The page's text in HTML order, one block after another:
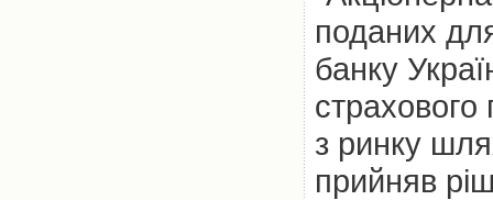
поданих
банку
з ринку
прийняв